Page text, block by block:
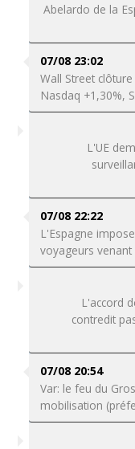
Abelardo de la
07/08 23:02
Wall Street
Nasdaq +1,30%,
L'UE
07/08 22:22
L'Espagne
voyageurs
L'accord
contredit
07/08 20:54
Var: le feu du
mobilisation